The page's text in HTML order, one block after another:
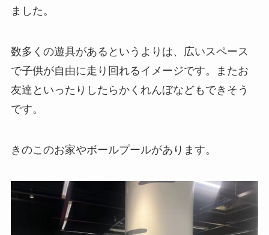
ました。
数多くの遊具があるというよりは、広いスペース
で子供が自由に走り回れるイメージです。またお
友達といったりしたらかくれんぼなどもできそう
です。
きのこのお家やボールプールがあります。